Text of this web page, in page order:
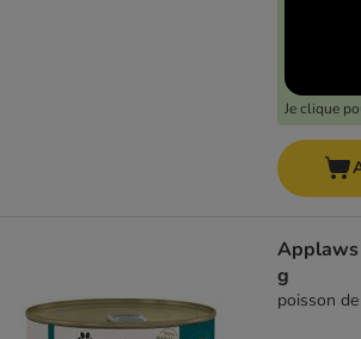
Je clique
Applaws
g
poisson